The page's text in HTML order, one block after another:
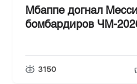
Мбаппе догнал
бомбардиров ЧМ-
3150